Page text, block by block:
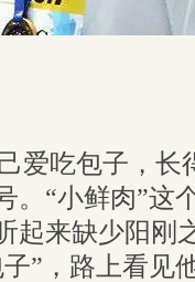
爱吃包子，长
。“小鲜肉”这
起来缺少阳刚
”，路上看见